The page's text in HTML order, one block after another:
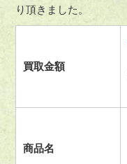
り頂きました。
買取金額
商品名